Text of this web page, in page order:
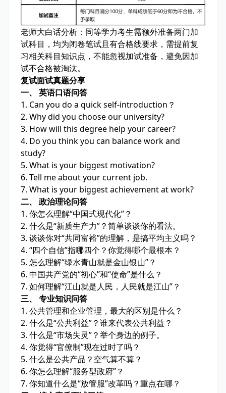
老师大白话分析： 同等学力考生需额外准备两门加
试科目，均为闭卷笔试且有合格线要求，需提前复
习相关科目知识点，不能忽视加试准备，避免因加
试不合格被淘汰。
复试面试真题分享
一、 英语口语问答
1. Can you do a quick self-introduction？
2. Why did you choose our university?
3. How will this degree help your career?
4. Do you think you can balance work and
study?
5. What is your biggest motivation?
6. Tell me about your current job.
7. What is your biggest achievement at work?
二、 政治理论问答
1. 你怎么理解“中国式现代化”？
2. 什么是“新质生产力”？简单谈谈你的看法。
3. 谈谈你对“共同富裕”的理解，是搞平均主义吗？
4. “四个自信”指哪四个？你觉得哪个最根本？
5. 怎么理解“绿水青山就是金山银山”？
6. 中国共产党的“初心”和“使命”是什么？
7. 如何理解“江山就是人民，人民就是江山”？
三、 专业知识问答
1. 公共管理和企业管理，最大的区别是什么？
2. 什么是“公共利益”？谁来代表公共利益？
3. 什么是“市场失灵”？举个身边的例子。
4. 你觉得“官僚制”现在过时了吗？
5. 什么是公共产品？空气算不算？
6. 你怎么理解“服务型政府”？
7. 你知道什么是“放管服”改革吗？重点在哪？